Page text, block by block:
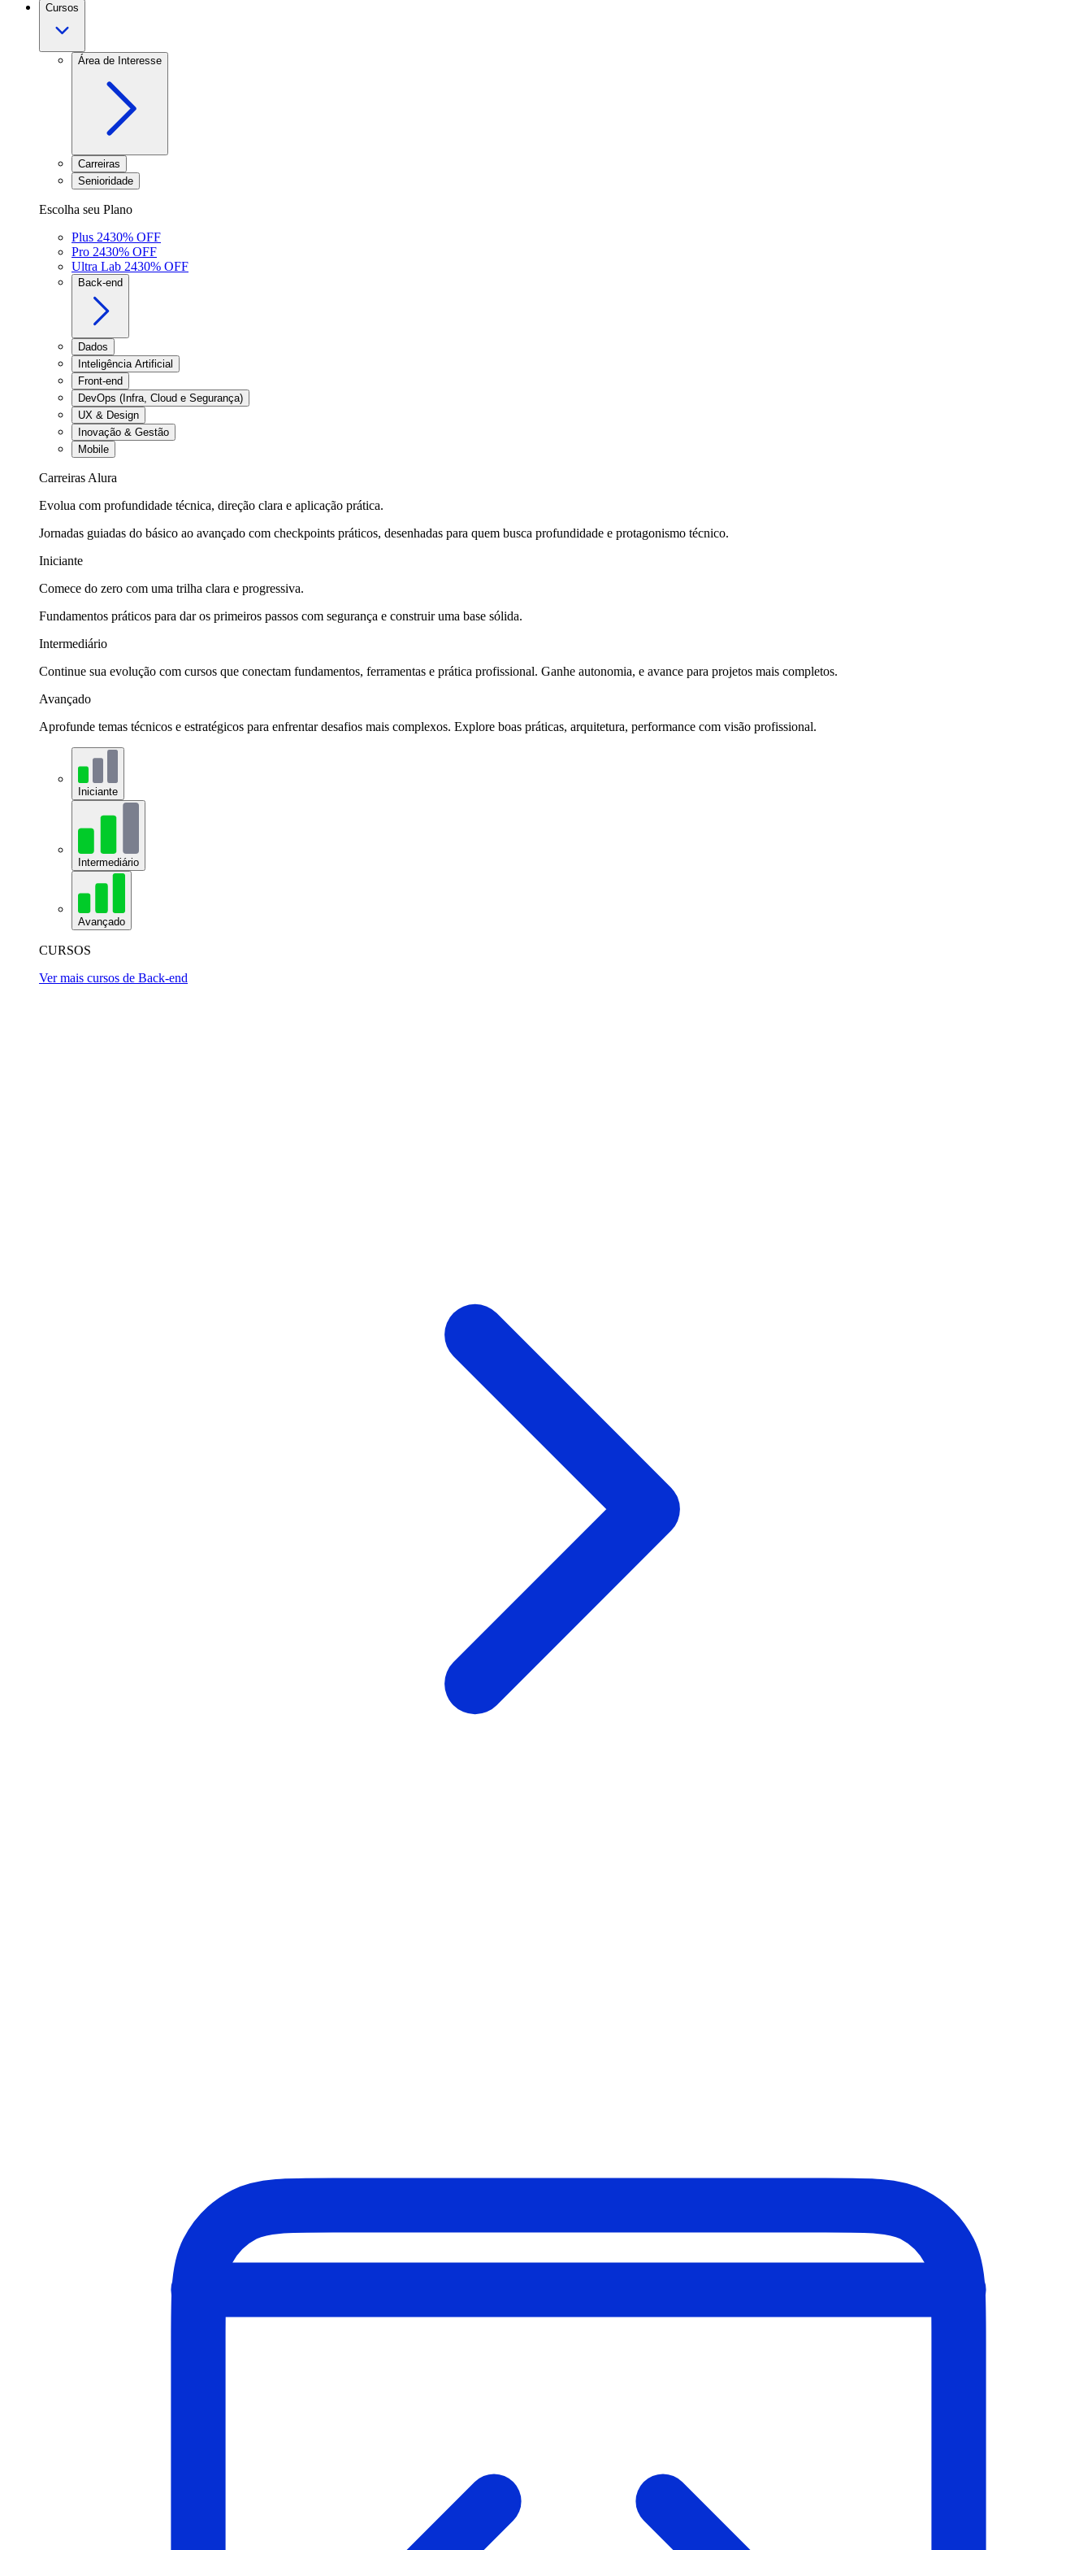
Cursos
Área de Interesse
Carreiras
Senioridade
Escolha seu Plano
Plus 2430% OFF
Pro 2430% OFF
Ultra Lab 2430% OFF
Back-end
Dados
Inteligência Artificial
Front-end
DevOps (Infra, Cloud e Segurança)
UX & Design
Inovação & Gestão
Mobile
Carreiras Alura
Evolua com profundidade técnica, direção clara e aplicação prática.
Jornadas guiadas do básico ao avançado com checkpoints práticos, desenhadas para quem busca profundidade e protagonismo técnico.
Iniciante
Comece do zero com uma trilha clara e progressiva.
Fundamentos práticos para dar os primeiros passos com segurança e construir uma base sólida.
Intermediário
Continue sua evolução com cursos que conectam fundamentos, ferramentas e prática profissional. Ganhe autonomia, e avance para projetos mais completos.
Avançado
Aprofunde temas técnicos e estratégicos para enfrentar desafios mais complexos. Explore boas práticas, arquitetura, performance com visão profissional.
Iniciante
Intermediário
Avançado
CURSOS
Ver mais cursos de Back-end